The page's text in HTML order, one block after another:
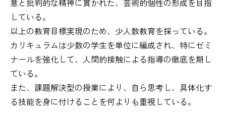
している。
以上の教育目標実現のため、少人数教育を採っている。
カリキュラムは少数の学生を単位に編成され、特にゼミ
ナールを強化して、人間的接触による指導の徹底を期し
ている。
また、課題解決型の授業により、自ら思考し、具体化す
る技能を身に付けることを何よりも重視している。